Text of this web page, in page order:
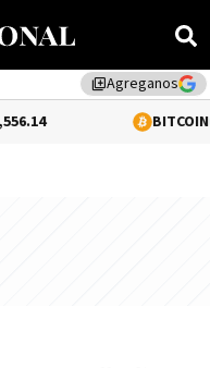
library_addAgreganos
0.1%